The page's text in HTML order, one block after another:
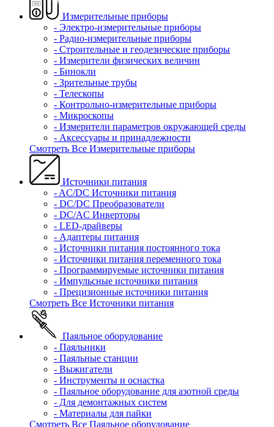
Измерительные приборы
- Электро-измерительные приборы
- Радио-измерительные приборы
- Строительные и геодезические приборы
- Измерители физических величин
- Бинокли
- Зрительные трубы
- Телескопы
- Контрольно-измерительные приборы
- Микроскопы
- Измерители параметров окружающей среды
- Аксессуары и принадлежности
Смотреть Все Измерительные приборы
Источники питания
- AC/DC Источники питания
- DC/DC Преобразователи
- DC/AC Инверторы
- LED-драйверы
- Адаптеры питания
- Источники питания постоянного тока
- Источники питания переменного тока
- Программируемые источники питания
- Импульсные источники питания
- Прецизионные источники питания
Смотреть Все Источники питания
Паяльное оборудование
- Паяльники
- Паяльные станции
- Выжигатели
- Инструменты и оснастка
- Паяльное оборудование для азотной среды
- Для демонтажных систем
- Материалы для пайки
Смотреть Все Паяльное оборудование